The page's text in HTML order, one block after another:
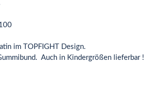
im TOPFIGHT Design.
Auch in Kindergrößen lieferbar !